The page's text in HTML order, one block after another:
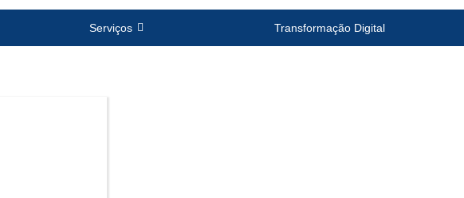
Serviços Transformação Digital